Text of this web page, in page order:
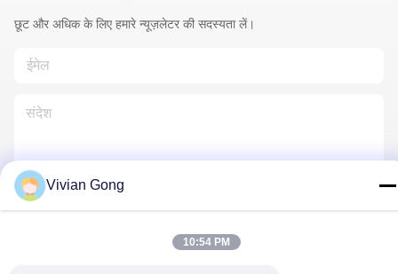
छूट और अधिक के लिए हमारे न्यूज़लेटर की सदस्यता लें।
हमसे संपर्क करें
Vivian Gong
10:54 PM